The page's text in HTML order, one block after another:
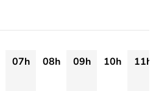
07h 08h 09h 10h
11h